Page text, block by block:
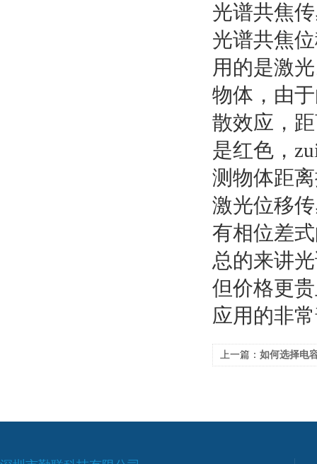
光谱共焦
光谱共焦
用的是激
物体，由
散效应，
是红色，
测物体距
激光位移
有相位差
总的来讲
但价格更
应用的非
上一篇： 如何选择电